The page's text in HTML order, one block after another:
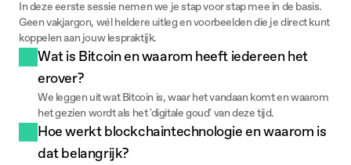
In deze eerste sessie nemen we je stap voor stap mee in de basis.
Geen vakjargon, wél heldere uitleg en voorbeelden die je direct kunt
koppelen aan jouw lespraktijk.
Wat is Bitcoin en waarom heeft iedereen het
erover?
We leggen uit wat Bitcoin is, waar het vandaan komt en waarom
het gezien wordt als het 'digitale goud' van deze tijd.
Hoe werkt blockchaintechnologie en waarom is
dat belangrijk?